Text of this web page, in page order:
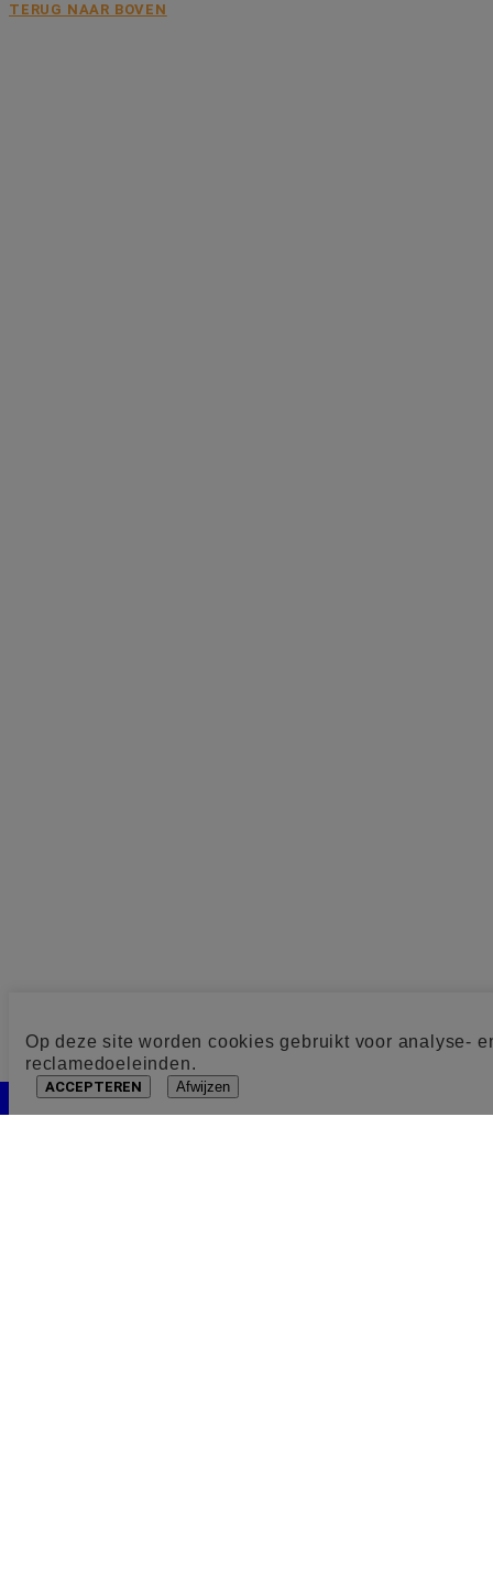
Op deze site worden cookies gebruikt voor analyse-
reclamedoeleinden.
ACCEPTEREN Afwijzen
TERUG NAAR BOVEN
Cookie toestemming